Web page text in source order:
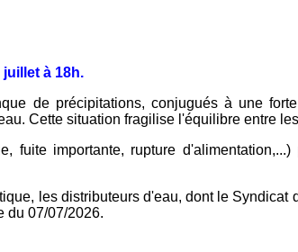
à 18h.
de précipitations, conjugués à une
Cette situation fragilise l'équilibre entre
fuite importante, rupture
les distributeurs d'eau, dont le
du 07/07/2026.